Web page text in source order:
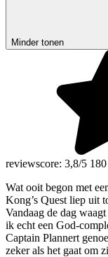
Minder tonen
reviewscore: 3,8/5
Wat ooit begon met
Kong’s Quest liep uit
Vandaag de dag
ik echt een God-
Captain Plannert
zeker als het gaat om